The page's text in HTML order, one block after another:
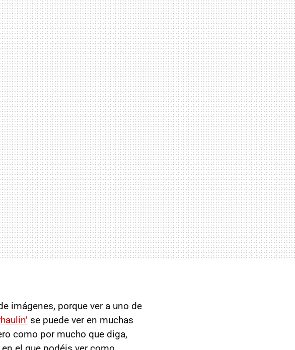
imágenes, porque ver a uno de
se puede ver en muchas
como por mucho que diga,